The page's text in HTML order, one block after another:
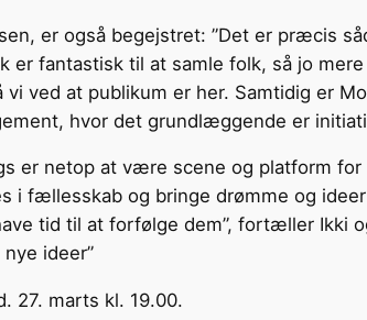
er også begejstret: ”Det er præcis
er fantastisk til at samle folk, så jo
ved at publikum er her. Samtidig er
hvor det grundlæggende er
er netop at være scene og platform
i fællesskab og bringe drømme og
tid til at forfølge dem”, fortæller
ideer”
27. marts kl. 19.00.